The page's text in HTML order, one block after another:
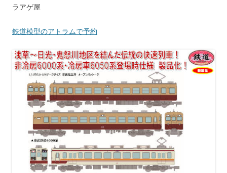
ラアゲ屋
鉄道模型のアトラムで予約